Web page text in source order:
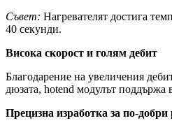
Съвет: Нагревателят достига
40 секунди.
Висока скорост и голям дебит
Благодарение на увеличения
дюзата, hotend модулът поддържа
Прецизна изработка за по-добри